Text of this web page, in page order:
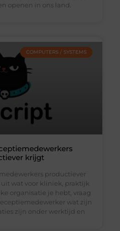
openen in ons land.
COMPUTERS / SYSTEMS
krijgt
productiever
wat voor kliniek, praktijk
organisatie je hebt, vraag
wat zijn
zijn onder werktijd en